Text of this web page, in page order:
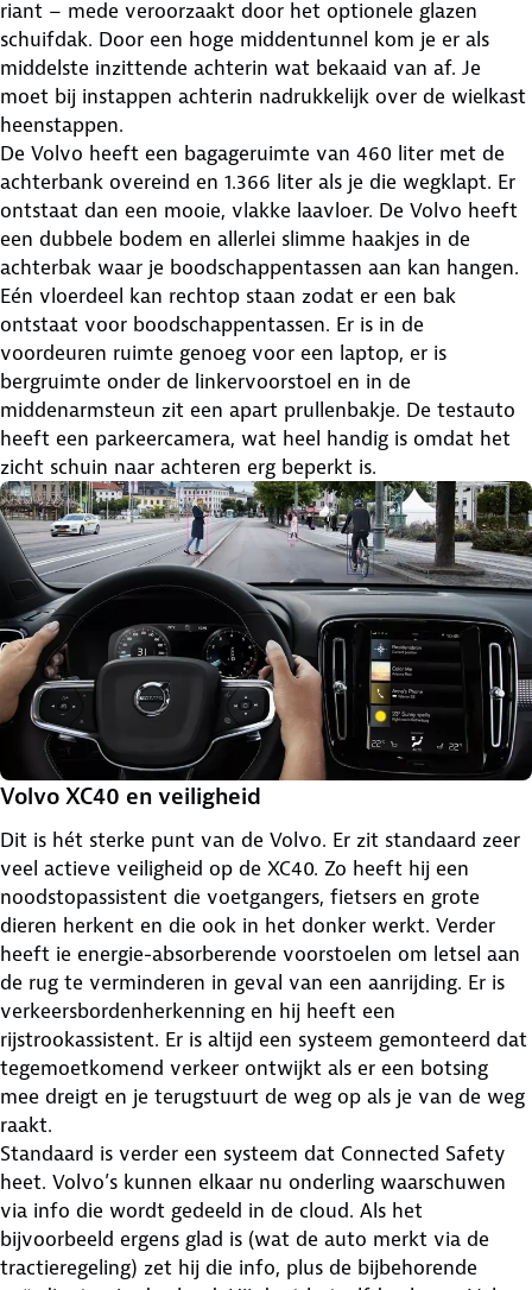
riant – mede veroorzaakt door het optionele glazen
schuifdak. Door een hoge middentunnel kom je er als
middelste inzittende achterin wat bekaaid van af. Je
moet bij instappen achterin nadrukkelijk over de wielkast
heenstappen.
De Volvo heeft een bagageruimte van 460 liter met de
achterbank overeind en 1.366 liter als je die wegklapt. Er
ontstaat dan een mooie, vlakke laavloer. De Volvo heeft
een dubbele bodem en allerlei slimme haakjes in de
achterbak waar je boodschappentassen aan kan hangen.
Eén vloerdeel kan rechtop staan zodat er een bak
ontstaat voor boodschappentassen. Er is in de
voordeuren ruimte genoeg voor een laptop, er is
bergruimte onder de linkervoorstoel en in de
middenarmsteun zit een apart prullenbakje. De testauto
heeft een parkeercamera, wat heel handig is omdat het
zicht schuin naar achteren erg beperkt is.
Volvo XC40 en veiligheid
Dit is hét sterke punt van de Volvo. Er zit standaard zeer
veel actieve veiligheid op de XC40. Zo heeft hij een
noodstopassistent die voetgangers, fietsers en grote
dieren herkent en die ook in het donker werkt. Verder
heeft ie energie-absorberende voorstoelen om letsel aan
de rug te verminderen in geval van een aanrijding. Er is
verkeersbordenherkenning en hij heeft een
rijstrookassistent. Er is altijd een systeem gemonteerd dat
tegemoetkomend verkeer ontwijkt als er een botsing
mee dreigt en je terugstuurt de weg op als je van de weg
raakt.
Standaard is verder een systeem dat Connected Safety
heet. Volvo’s kunnen elkaar nu onderling waarschuwen
via info die wordt gedeeld in de cloud. Als het
bijvoorbeeld ergens glad is (wat de auto merkt via de
tractieregeling) zet hij die info, plus de bijbehorende